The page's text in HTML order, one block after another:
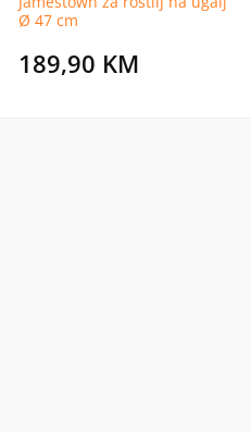
Ø 47 cm
189,90 KM